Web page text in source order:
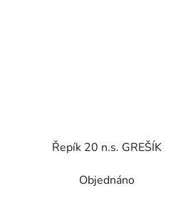
Řepík 20 n.s. GREŠÍK
Objednáno